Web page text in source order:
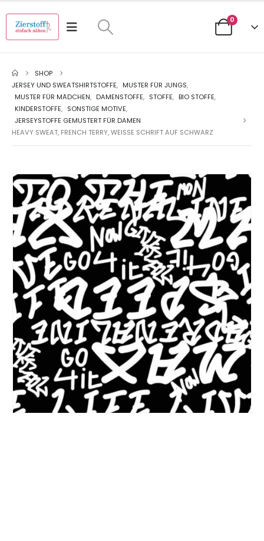
0
SHOP
JERSEY UND SWEATSHIRTSTOFFE, MUSTER FÜR JUNGS,
MUSTER FÜR MÄDCHEN, DAMENSTOFFE, STOFFE, BIO STOFFE,
KINDERSTOFFE, SONSTIGE MOTIVE,
JERSEYSTOFFE GEMUSTERT FÜR DAMEN
HEAVY SWEAT, FRENCH TERRY, WEISSE SCHRIFT AUF SCHWARZ